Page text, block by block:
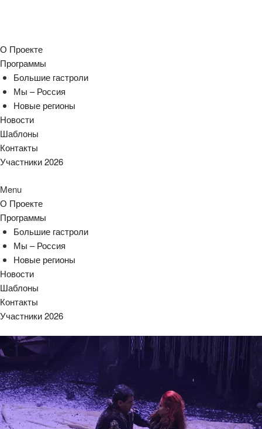
О Проекте
Программы
Большие гастроли
Мы – Россия
Новые регионы
Новости
Шаблоны
Контакты
Участники 2026
Menu
О Проекте
Программы
Большие гастроли
Мы – Россия
Новые регионы
Новости
Шаблоны
Контакты
Участники 2026